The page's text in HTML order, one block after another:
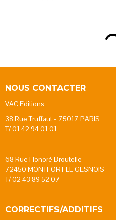
NOUS CONTACTER
VAC Editions
38 Rue Truffaut - 75017 PARIS
T/ 01 42 94 01 01
68 Rue Honoré Broutelle
72450 MONTFORT LE GESNOIS
T/ 02 43 89 52 07
CORRECTIFS/ADDITIFS